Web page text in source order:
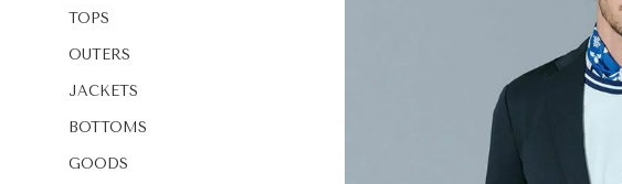
TOPS
OUTERS
JACKETS
BOTTOMS
GOODS